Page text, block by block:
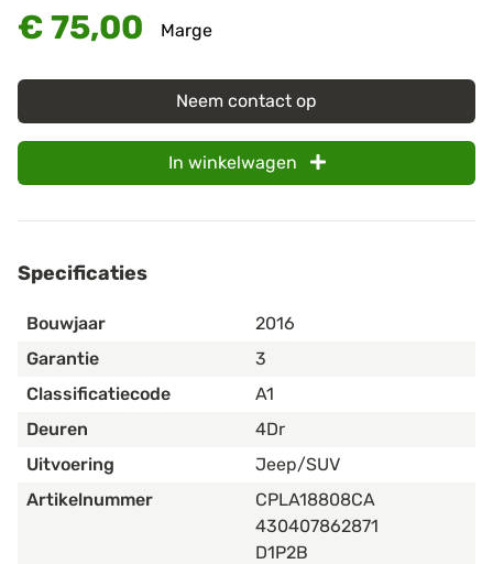
€ 75,00 Marge
Neem contact op
In winkelwagen
Specificaties
Bouwjaar
2016
Garantie
3
Classificatiecode
A1
Deuren
4Dr
Uitvoering
Jeep/SUV
Artikelnummer
CPLA18808CA
430407862871
D1P2B